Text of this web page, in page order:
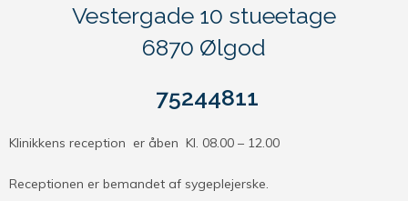
Vestergade 10 stueetage
6870 Ølgod
75244811
Klinikkens reception er åben Kl. 08.00 – 12.00
Receptionen er bemandet af sygeplejerske.